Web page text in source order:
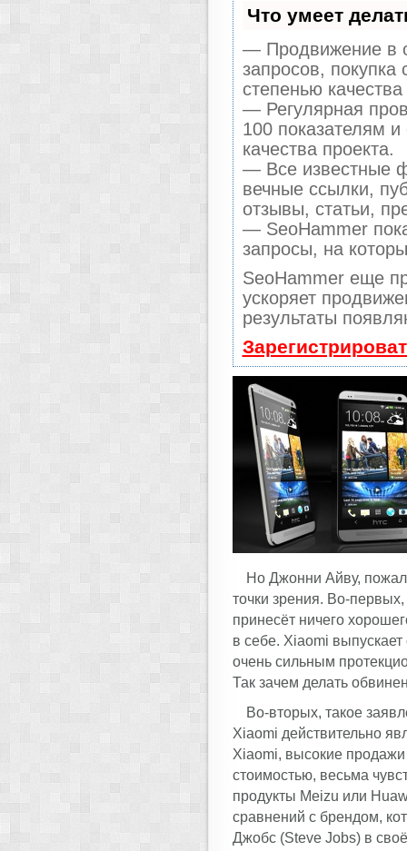
Что умеет
— Продвижение в
запросов,
степенью
— Регулярная
100 показателям
качества проекта.
— Все известные
вечные ссылки,
отзывы, статьи,
— SeoHammer
запросы, на
SeoHammer еще
ускоряет
результаты
Но Джонни Айву,
точки зрения. Во-
принесёт ничего
в себе. Xiaomi
очень сильным
Так зачем делать
Во-вторых, такое
Xiaomi действительно
Xiaomi, высокие
стоимостью, весьма
продукты Meizu или
сравнений с брендом,
Джобс (Steve Jobs) в